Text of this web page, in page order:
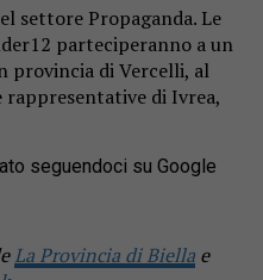
settore Propaganda. Le
parteciperanno a un
provincia di Vercelli, al
di Ivrea,
seguendoci su Google
La Provincia di Biella e